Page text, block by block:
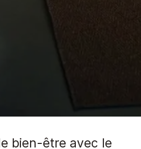
bien-être avec le